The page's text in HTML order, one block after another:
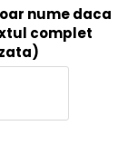
nume daca
complet